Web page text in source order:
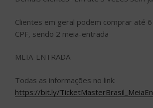
Clientes em geral podem comprar até
CPF, sendo 2 meia-entrada
MEIA-ENTRADA
Todas as informações no link:
https://bit.ly/